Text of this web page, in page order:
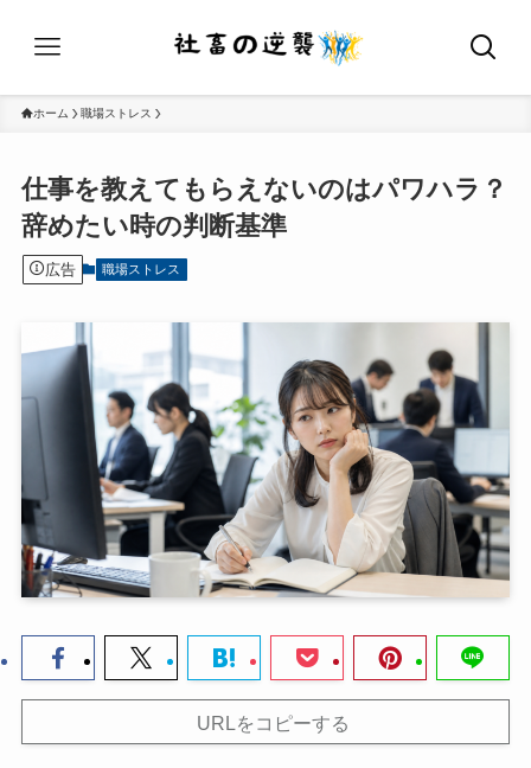
ホーム 職場ストレス
仕事を教えてもらえないのはパワハラ？
辞めたい時の判断基準
広告 職場ストレス
URLをコピーする